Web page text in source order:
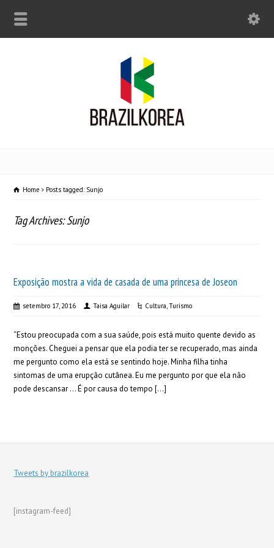
Home Posts tagged: Sunjo
Tag Archives: Sunjo
Exposição mostra a vida de casada de uma princesa de Joseon
setembro 17, 2016 Taisa Aguilar Cultura,Turismo
“Estou preocupada com a sua saúde, pois está muito quente devido as
monções. Cheguei a pensar que ela podia ter se recuperado, mas ainda
me pergunto como ela está se sentindo hoje. Minha filha tinha
sintomas de uma erupção cutânea. Eu me pergunto por que ela não
pode descansar … É por causa do tempo […]
Tweets by brazilkorea
[instagram-feed]